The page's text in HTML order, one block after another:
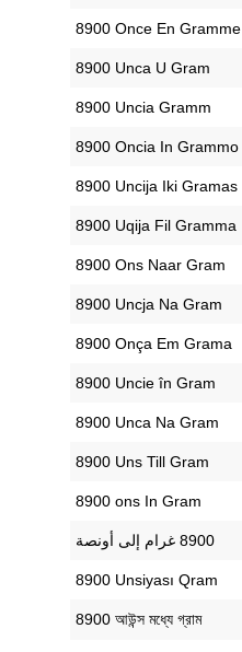
‎8900 Once En Gramme
‎8900 Unca U Gram
‎8900 Uncia Gramm
‎8900 Oncia In Grammo
‎8900 Uncija Iki Gramas
‎8900 Uqija Fil Gramma
‎8900 Ons Naar Gram
‎8900 Uncja Na Gram
‎8900 Onça Em Grama
‎8900 Uncie în Gram
‎8900 Unca Na Gram
‎8900 Uns Till Gram
‎8900 ons In Gram
‎8900 Unsiyası Qram
‎8900 আউন্স মধ্যে গ্রাম